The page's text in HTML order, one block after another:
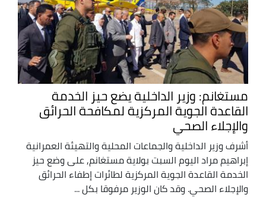
مستغانم: وزير الداخلية يضع حيز الخدمة
القاعدة الجوية المركزية لمكافحة الحرائق
والإجلاء الصحي
أشرف وزير الداخلية والجماعات المحلية والتهيئة العمرانية
إبراهيم مراد اليوم السبت بولاية مستغانم, على وضع حيز
الخدمة القاعدة الجوية المركزية لطائرات إطفاء الحرائق
والإجلاء الصحي. وقد كان الوزير مرفوقا بكل ...